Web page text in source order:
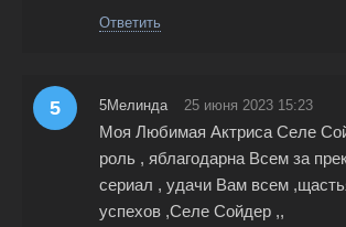
Ответить
5 5Мелинда 25 июня 2023 15:23
Моя Любимая Актриса Селе
роль , яблагодарна Всем за
сериал , удачи Вам всем
успехов ,Селе Сойдер ,,